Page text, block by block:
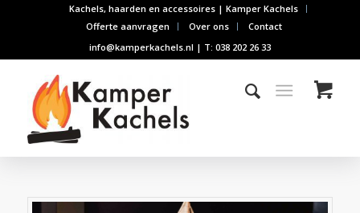
Kachels, haarden en accessoires | Kamper Kachels
Offerte aanvragen
Over ons
Contact
info@kamperkachels.nl | T: 038 202 26 33